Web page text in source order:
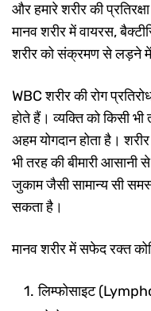
और हमारे शरीर की
मानव शरीर में वायरस,
शरीर को संक्रमण से लड़ने
WBC शरीर की रोग
होते हैं। व्यक्ति को किसी
अहम योगदान होता है।
भी तरह की बीमारी
जुकाम जैसी सामान्य सी
सकता है।
मानव शरीर में सफेद रक्त
लिम्फोसाइट